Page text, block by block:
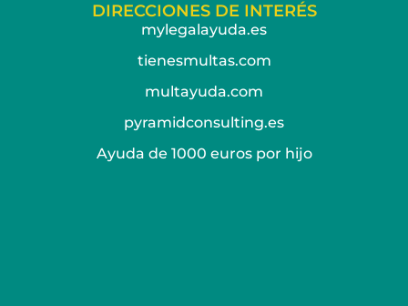
DIRECCIONES DE INTERÉS
mylegalayuda.es
tienesmultas.com
multayuda.com
pyramidconsulting.es
Ayuda de 1000 euros por hijo